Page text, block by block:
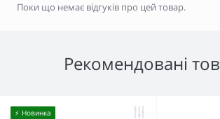
Поки що немає відгуків про цей товар.
Рекомендовані
⚡️ Новинка